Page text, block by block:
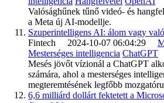
Valósághűnek tűnő videó- és
a Meta új AI-modellje.
Szuperintelligens AI: álom vagy
Fintech 2024-10-07 06:04:29
Mesterséges intelligencia ChatGPT
Mesés jövőt vízionál a ChatGPT
számára, ahol a mesterséges
megteremtésének legfőbb
6,6 milliárd dollárt fektetett a